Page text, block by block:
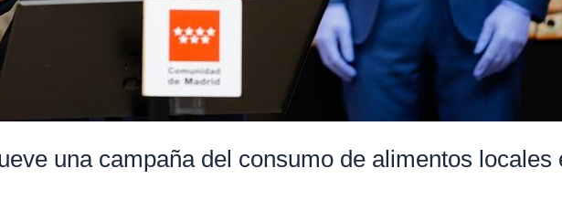
una campaña del consumo de alimentos locales